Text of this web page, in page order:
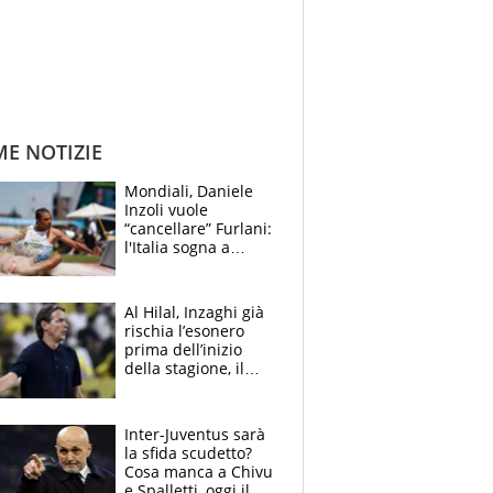
NOTIZIE
Mondiali, Daniele
Inzoli vuole
“cancellare” Furlani:
l'Italia sogna a
finale
Al Hilal, Inzaghi già
rischia l’esonero
prima dell’inizio
della stagione, il
Inter-Juventus sarà
la sfida scudetto?
Cosa manca a Chivu